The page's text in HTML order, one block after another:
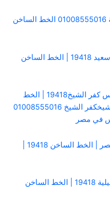
صيانة سيمنس المنوفية 01008555016 الخط الساخن
رقم صيانة سيمنس بورسعيد 19418 | الخط الساخن
صيانة رقم صيانة سيمنس كفر الشيخ19418 | الخط
الساخن لصيانة سيمنس في كفر الشيخكفر الشيخ 01008555016
في مصر
صيانة سيمنس الاسماعيلية 19418 | الخط الساخن